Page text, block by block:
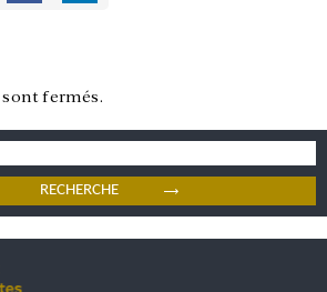
fermés.